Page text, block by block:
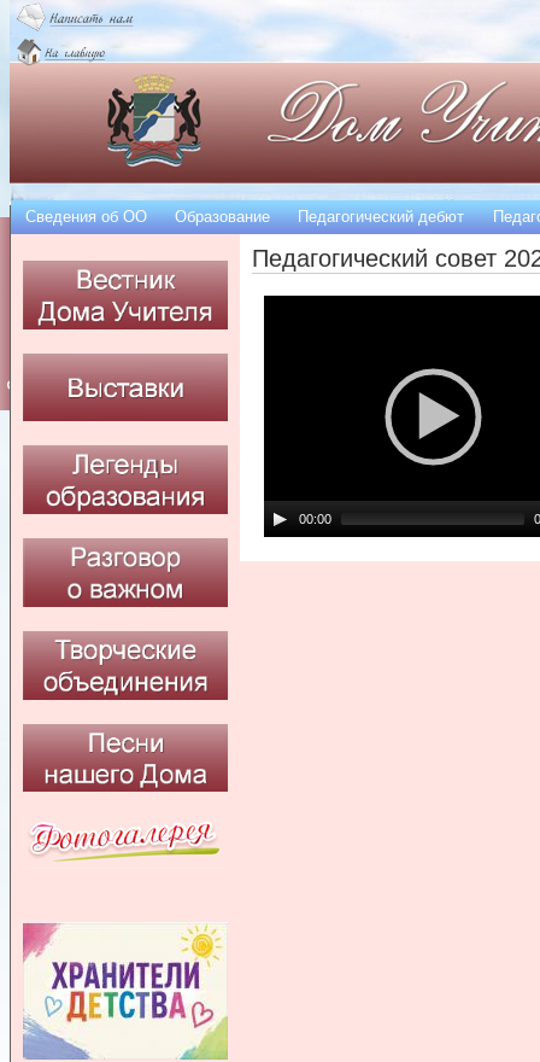
Педагогический совет
00:00
Сведения об OO Образование Педагогический дебют